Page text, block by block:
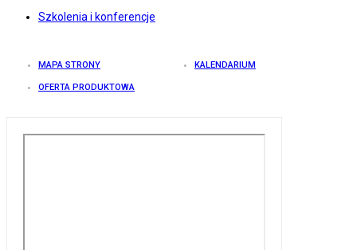
Szkolenia i konferencje
MAPA STRONY KALENDARIUM
OFERTA PRODUKTOWA